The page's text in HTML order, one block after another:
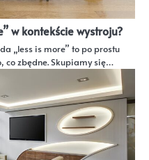
w kontekście wystroju?
„less is more” to po prostu
co zbędne. Skupiamy się…